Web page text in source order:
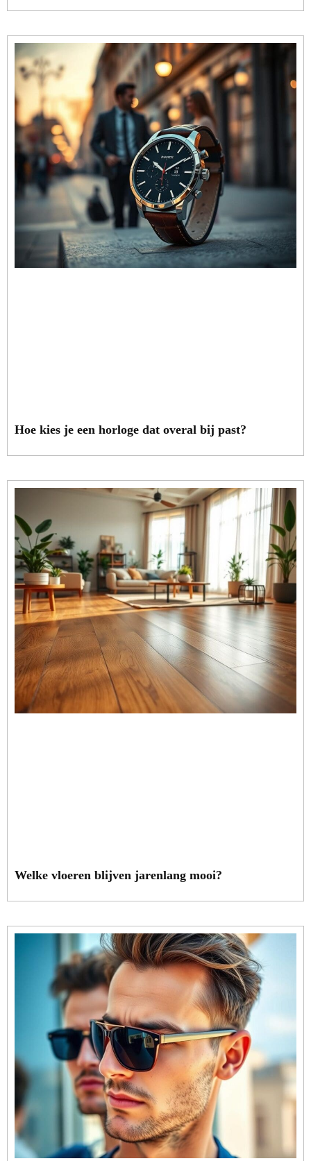
Hoe kies je een horloge dat overal bij past?
Welke vloeren blijven jarenlang mooi?